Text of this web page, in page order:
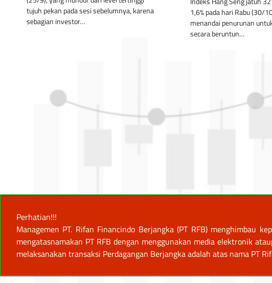
tujuh pekan pada sesi sebelumnya, karena
sebagian investor…
1,6% pada hari Rabu (30/
menandai penurunan
secara beruntun…
Perhatian!!!
Managemen PT. Rifan Financindo Berjangka (PT RFB) menghimbau
mengatasnamakan PT RFB dengan menggunakan media elektronik
melaksanakan transaksi Perdagangan Berjangka adalah atas nama PT